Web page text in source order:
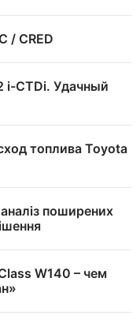
/ CRED
i-CTDi. Удачный
топлива Toyota
поширених
W140 – чем